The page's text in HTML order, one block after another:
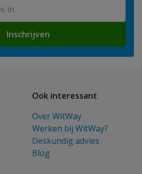
Inschrijven
Ook interessant
Over WitWay
Werken bij WitWay?
Deskundig advies
Blog